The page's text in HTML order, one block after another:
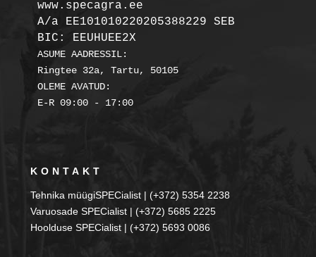
A/a EE101010220205388229 SEB
BIC: EEUHUEE2X
ASUME AADRESSIL:
Ringtee 32a, Tartu, 50105
OLEME AVATUD:
E-R 09:00 - 17:00
KONTAKT
Tehnika müügiSPECialist | (+372) 5354 2238
Varuosade SPECialist | (+372) 5685 2225
Hoolduse SPECialist | (+372) 5693 0086